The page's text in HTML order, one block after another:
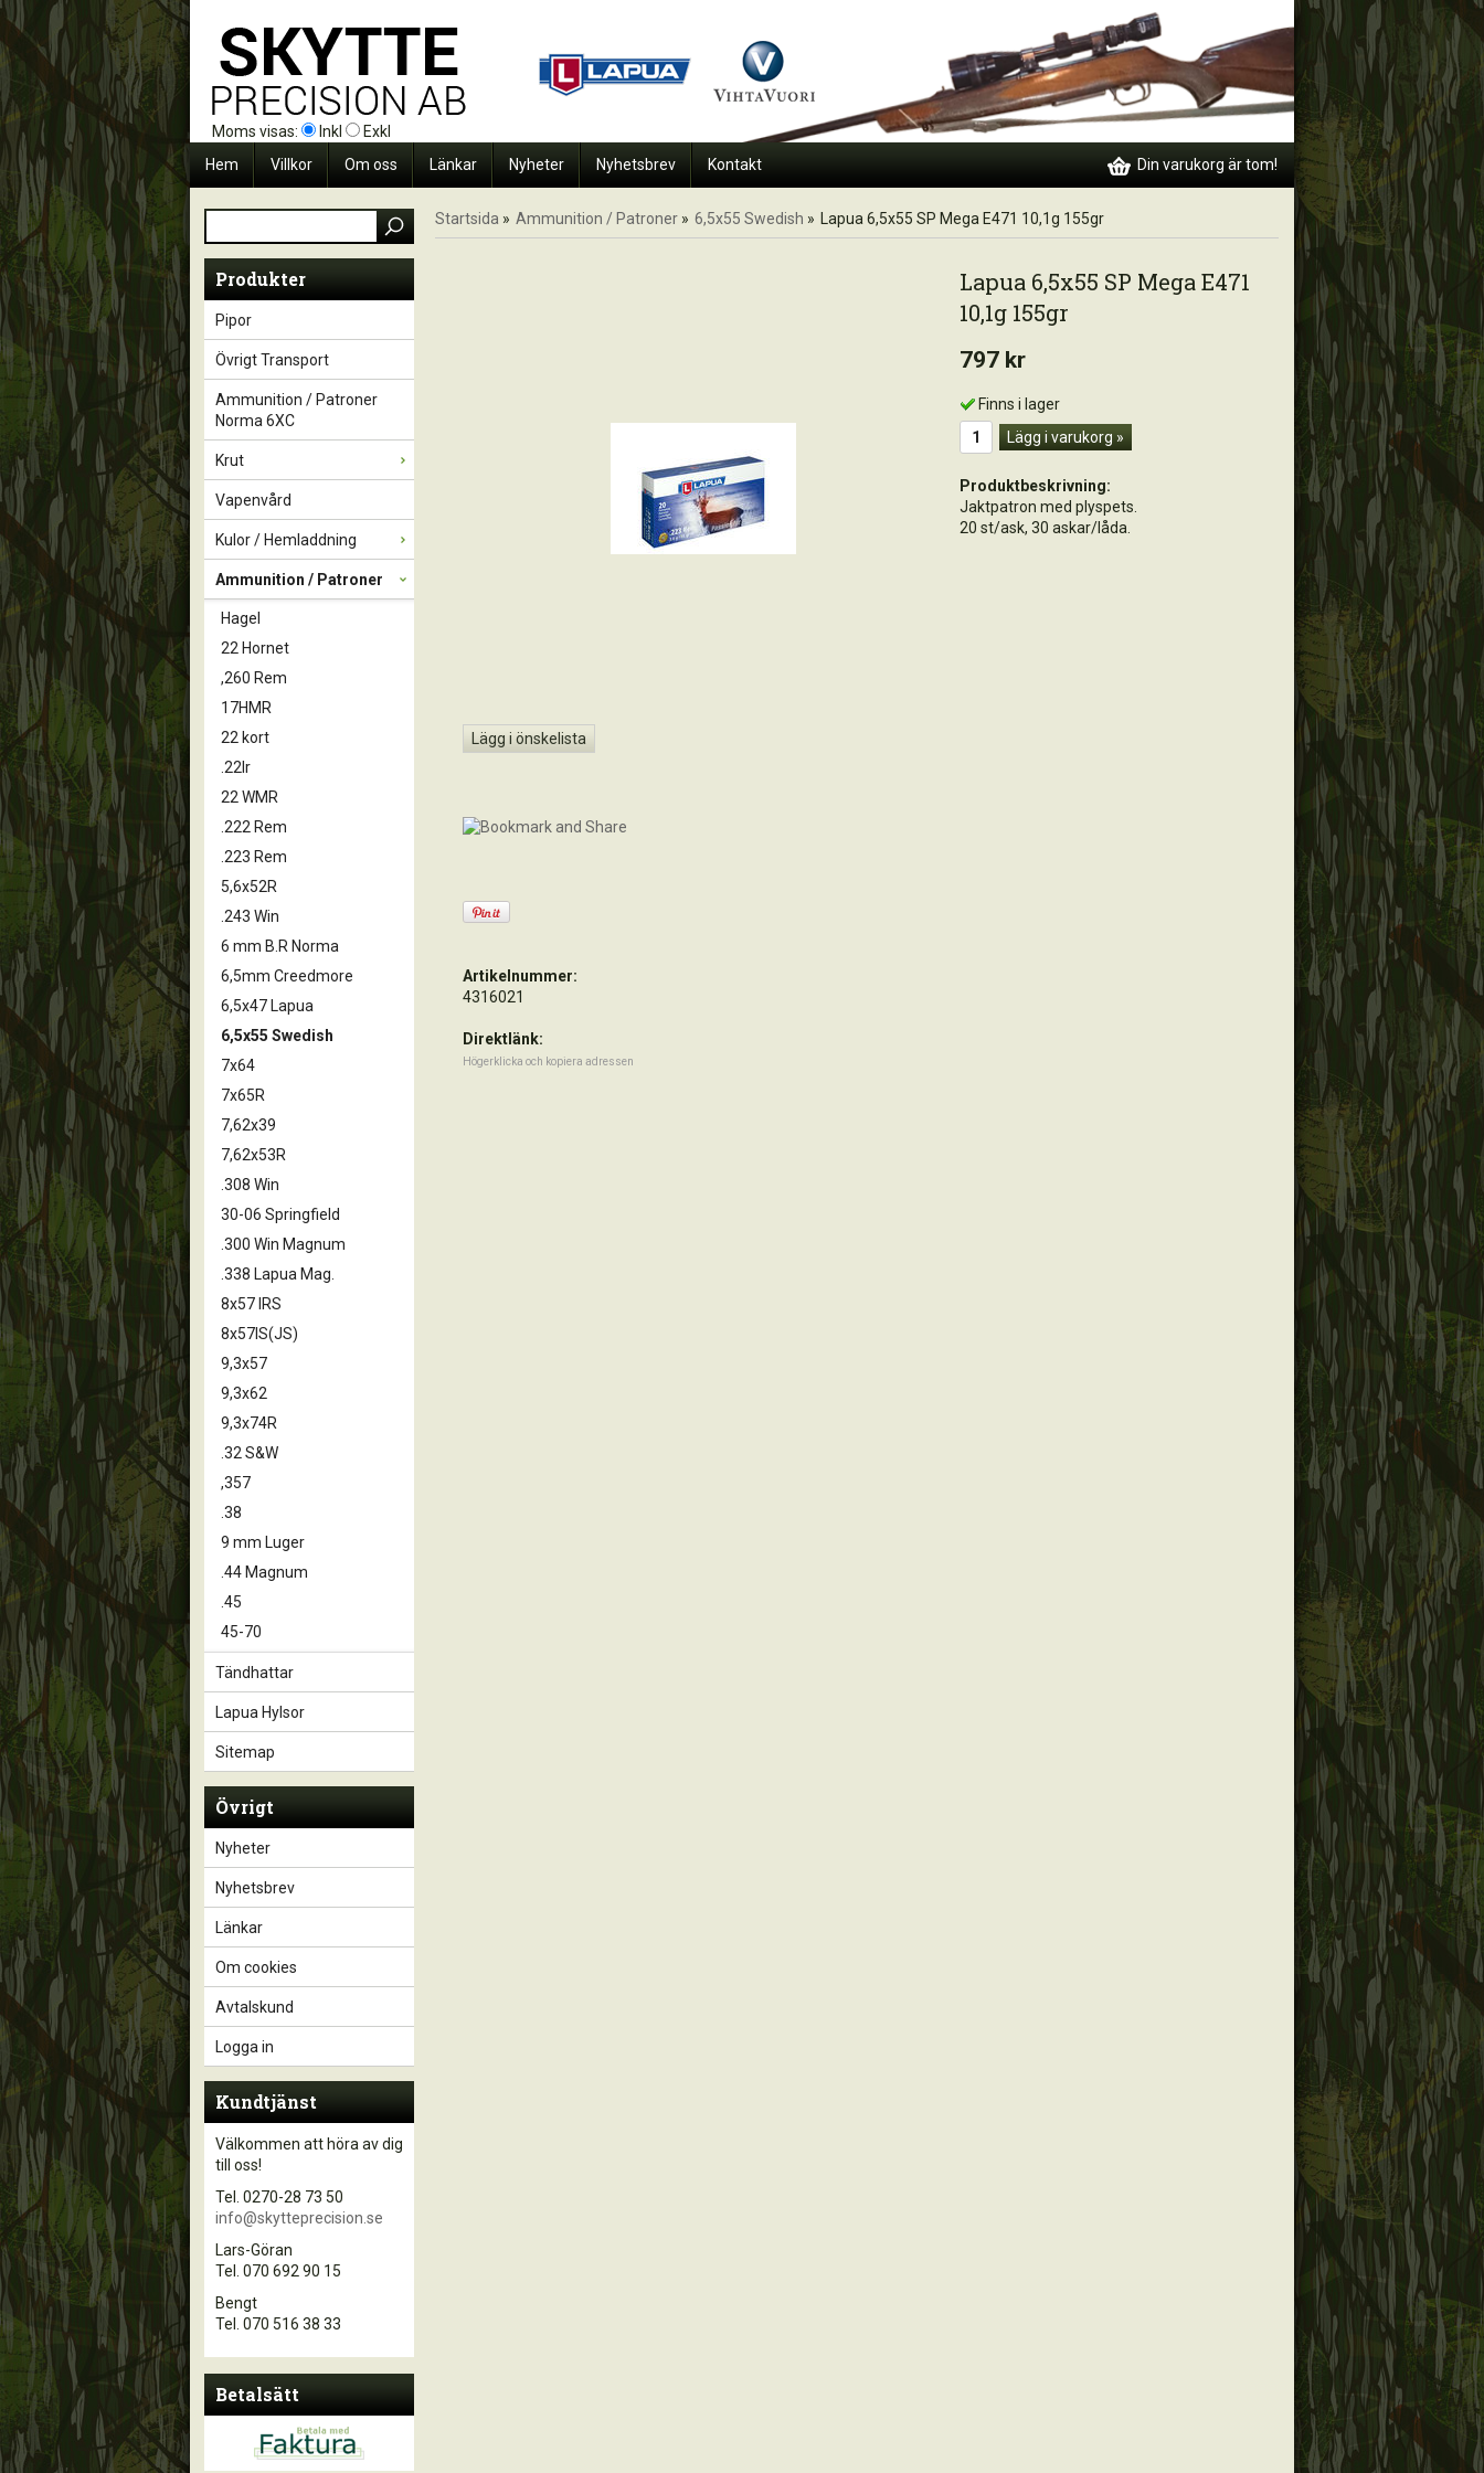
Moms visas: Inkl
Exkl
Hem
Villkor Om oss Länkar Nyheter Nyhetsbrev Kontakt Din varukorg är tom!
Produkter
Pipor
Övrigt Transport
Ammunition / Patroner
Norma 6XC
Krut
Vapenvård
Kulor / Hemladdning
Ammunition / Patroner
Hagel
22 Hornet
,260 Rem
17HMR
22 kort
.22lr
22 WMR
.222 Rem
.223 Rem
5,6x52R
.243 Win
6 mm B.R Norma
6,5mm Creedmore
6,5x47 Lapua
6,5x55 Swedish
7x64
7x65R
7,62x39
7,62x53R
.308 Win
30-06 Springfield
.300 Win Magnum
.338 Lapua Mag.
8x57 IRS
8x57IS(JS)
9,3x57
9,3x62
9,3x74R
.32 S&W
,357
.38
9 mm Luger
.44 Magnum
.45
45-70
Tändhattar
Lapua Hylsor
Sitemap
Övrigt
Nyheter
Nyhetsbrev
Länkar
Om cookies
Avtalskund
Logga in
Kundtjänst
Välkommen att höra av dig
till oss!
Tel. 0270-28 73 50
info@skytteprecision.se
Lars-Göran
Tel. 070 692 90 15
Bengt
Tel. 070 516 38 33
Betalsätt
Startsida » Ammunition / Patroner » 6,5x55 Swedish » Lapua 6,5x55 SP Mega E471 10,1g 155gr
Lägg i önskelista
Artikelnummer:
4316021
Direktlänk:
Högerklicka och kopiera adressen
Lapua 6,5x55 SP Mega E471
10,1g 155gr
797 kr
Finns i lager
Lägg i varukorg »
Produktbeskrivning:
Jaktpatron med plyspets.
20 st/ask, 30 askar/låda.